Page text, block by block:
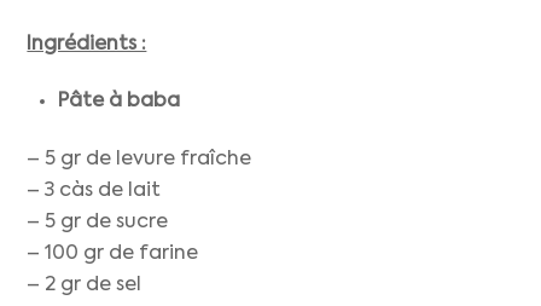
Ingrédients :
Pâte à baba
– 5 gr de levure fraîche
– 3 càs de lait
– 5 gr de sucre
– 100 gr de farine
– 2 gr de sel